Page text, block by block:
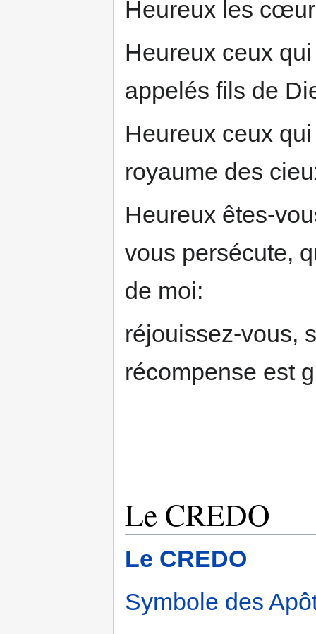
Heureux les
Heureux ceux
appelés fils de
Heureux ceux
royaume des
Heureux êtes-
vous persécute,
de moi:
réjouissez-vous,
récompense est
Le CREDO
Le CREDO
Symbole des